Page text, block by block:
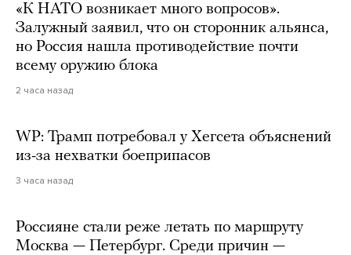
«К НАТО возникает много вопросов».
Залужный заявил, что он сторонник альянса,
но Россия нашла противодействие почти
всему оружию блока
2 часа назад
WP: Трамп потребовал у Хегсета объяснений
из-за нехватки боеприпасов
3 часа назад
Россияне стали реже летать по маршруту
Москва — Петербург. Среди причин —